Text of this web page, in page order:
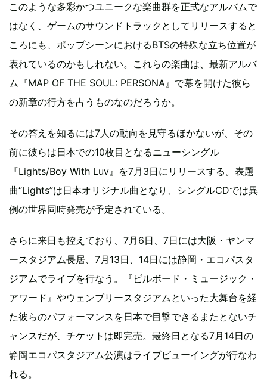
このような多彩かつユニークな楽曲群を正式なアルバムで
はなく、ゲームのサウンドトラックとしてリリースすると
ころにも、ポップシーンにおけるBTSの特殊な立ち位置が
表れているのかもしれない。これらの楽曲は、最新アルバ
ム『MAP OF THE SOUL: PERSONA』で幕を開けた彼ら
の新章の行方を占うものなのだろうか。
その答えを知るには7人の動向を見守るほかないが、その
前に彼らは日本での10枚目となるニューシングル
『Lights/Boy With Luv』を7月3日にリリースする。表題
曲“Lights”は日本オリジナル曲となり、シングルCDでは異
例の世界同時発売が予定されている。
さらに来日も控えており、7月6日、7日には大阪・ヤンマ
ースタジアム長居、7月13日、14日には静岡・エコパスタ
ジアムでライブを行なう。『ビルボード・ミュージック・
アワード』やウェンブリースタジアムといった大舞台を経
た彼らのパフォーマンスを日本で目撃できるまたとないチ
ャンスだが、チケットは即完売。最終日となる7月14日の
静岡エコパスタジアム公演はライブビューイングが行なわ
れる。